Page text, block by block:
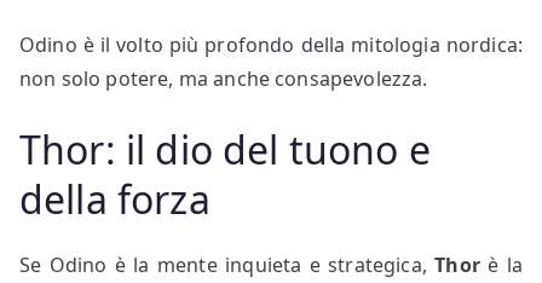
Odino è il volto più profondo della mitologia nordica:
non solo potere, ma anche consapevolezza.
Thor: il dio del tuono e
della forza
Se Odino è la mente inquieta e strategica,Thorè la